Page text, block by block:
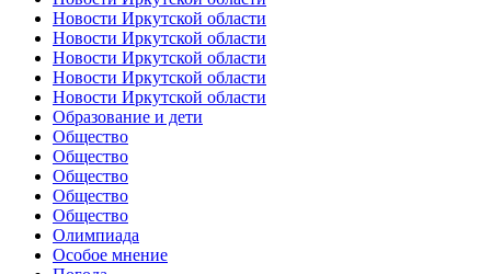
Новости Иркутской области
Новости Иркутской области
Новости Иркутской области
Новости Иркутской области
Новости Иркутской области
Образование и дети
Общество
Общество
Общество
Общество
Общество
Олимпиада
Особое мнение